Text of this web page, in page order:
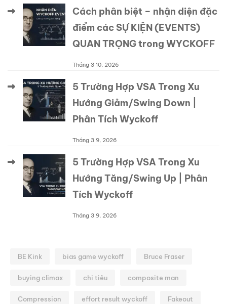
Cách phân biệt – nhận diện đặc
điểm các SỰ KIỆN (EVENTS)
QUAN TRỌNG trong WYCKOFF
Tháng 3 10, 2026
5 Trường Hợp VSA Trong Xu
Hướng Giảm/Swing Down |
Phân Tích Wyckoff
Tháng 3 9, 2026
5 Trường Hợp VSA Trong Xu
Hướng Tăng/Swing Up | Phân
Tích Wyckoff
Tháng 3 9, 2026
BE Kink bias game wyckoff Bruce Fraser
buying climax chi tiêu composite man
Compression effort result wyckoff Fakeout